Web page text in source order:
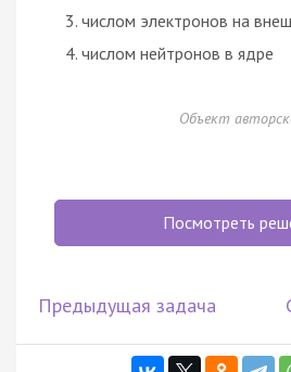
числом электронов на
числом нейтронов в ядре
Объект
Посмотреть
Предыдущая задача